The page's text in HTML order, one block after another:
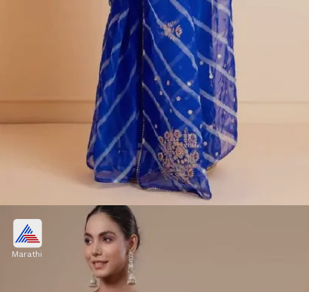
ब्लू सिल्व्हर बॉर्डर लहरिया साडी
रॉयल ब्लू रंगाच्या लहरिया साडीवर सिल्व्हर बॉर्डर खूपच एलिगंट
लूक देते. रात्रीच्या कार्यक्रमात घालण्यासाठी ही डिझाइन एक उत्तम
Marathi